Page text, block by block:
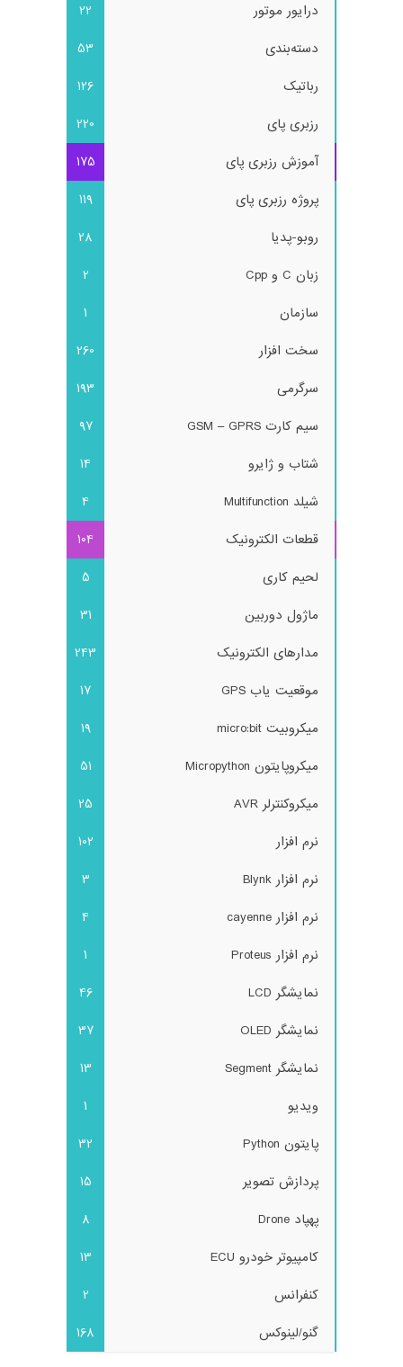
درایور موتور
22
دسته‌بندی
53
رباتیک
126
رزبری پای
220
آموزش رزبری پای
175
پروژه رزبری پای
119
روبو-پدیا
28
زبان C و Cpp
2
سازمان
1
سخت افزار
260
سرگرمی
193
سیم کارت GSM – GPRS
97
شتاب و ژایرو
14
شیلد Multifunction
4
قطعات الکترونیک
104
لحیم کاری
5
ماژول دوربین
31
مدارهای الکترونیک
243
موقعیت یاب GPS
17
میکروبیت micro:bit
19
میکروپایتون Micropython
51
میکروکنترلر AVR
25
نرم افزار
102
نرم افزار Blynk
3
نرم افزار cayenne
4
نرم افزار Proteus
1
نمایشگر LCD
46
نمایشگر OLED
37
نمایشگر Segment
13
ویدیو
1
پایتون Python
32
پردازش تصویر
15
پهپاد Drone
8
کامپیوتر خودرو ECU
13
کنفرانس
2
گنو/لینوکس
168